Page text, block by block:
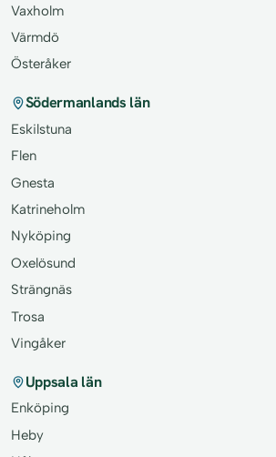
Vaxholm
Värmdö
Österåker
Södermanlands län
Eskilstuna
Flen
Gnesta
Katrineholm
Nyköping
Oxelösund
Strängnäs
Trosa
Vingåker
Uppsala län
Enköping
Heby